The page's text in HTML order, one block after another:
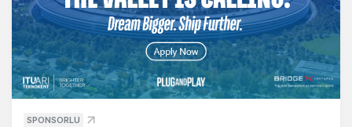
SPONSORLU